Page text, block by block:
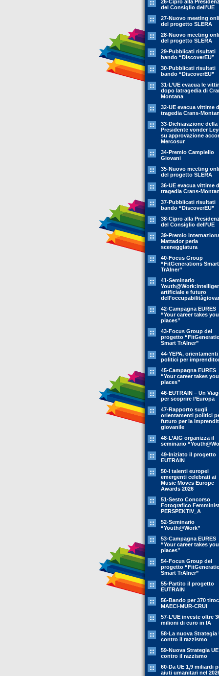
26-Cipro alla
del Consiglio dell’UE
27-Nuovo meeting
del progetto SLERA
28-Nuovo meeting
del progetto SLERA
29-Pubblicati risultati
bando “DiscoverEU”
30-Pubblicati risultati
bando “DiscoverEU”
31-L’UE evacua le
dopo latragedia di
Montana
32-UE evacua vittime
tragedia Crans-
33-Dichiarazione della
Presidente vonder
su approvazione
Mercosur
34-Premio Campiello
Giovani
35-Nuovo meeting
del progetto SLERA
36-UE evacua vittime
tragedia Crans-
37-Pubblicati risultati
bando “DiscoverEU”
38-Cipro alla
del Consiglio dell’UE
39-Premio
Mattador perla
sceneggiatura
40-Focus Group
“FitGenerations Smart
TrAIner”
41-Seminario
artificiale e futuro
42-Campagna EURES
“Your career takes you
places”
43-Focus Group del
progetto
Smart TrAIner”
44-YEPA, orientamenti
politici per
45-Campagna EURES
“Your career takes you
places”
46-EUTRAIN – Un
per scoprire l’Europa
47-Rapporto sugli
orientamenti politici
futuro per la
giovanile
48-L’AIG organizza il
seminario
49-Iniziato il progetto
EUTRAIN
50-I talenti europei
emergenti celebrati ai
Music Moves Europe
Awards 2026
51-Sesto Concorso
Fotografico
PERSPEKTIV_A
52-Seminario
“Youth@Work”
53-Campagna EURES
“Your career takes you
places”
54-Focus Group del
progetto
Smart TrAIner”
55-Partito il progetto
EUTRAIN
56-Bando per 370
MAECI-MUR-CRUI
57-L’UE investe oltre
milioni di euro in IA
58-La nuova Strategia
contro il razzismo
59-Nuova Strategia UE
contro il razzismo
60-Da UE 1,9 miliardi
aiuti umanitari nel